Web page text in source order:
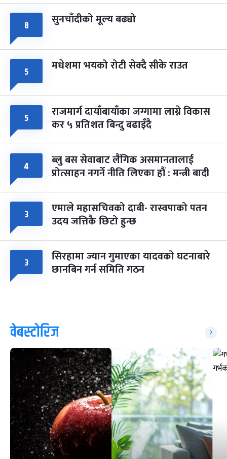
८ सुनचाँदीको मूल्य बढ्यो
५ मधेशमा भयको रोटी सेक्दै सीके राउत
५ राजमार्ग दायाँबायाँका जग्गामा लाग्ने विकास
कर ५ प्रतिशत बिन्दु बढाइँदै
४ ब्लु बस सेवाबाट लैंगिक असमानतालाई
प्रोत्साहन नगर्ने नीति लिएका हौं : मन्त्री बादी
३ एमाले महासचिवको दाबी- रास्वपाको पतन
उदय जत्तिकै छिटो हुन्छ
३ सिरहामा ज्यान गुमाएका यादवको घटनाबारे
छानबिन गर्न समिति गठन
वेबस्टोरिज